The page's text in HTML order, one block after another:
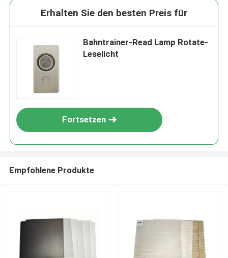
Erhalten Sie den besten Preis für
Bahntrainer-Read Lamp Rotate-
Leselicht
Fortsetzen
Empfohlene Produkte